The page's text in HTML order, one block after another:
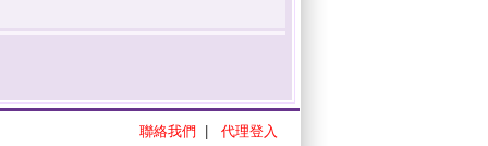
聯絡我們
代理登入